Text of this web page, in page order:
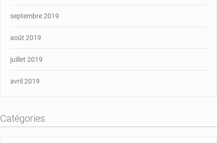
septembre 2019
août 2019
juillet 2019
avril 2019
Catégories